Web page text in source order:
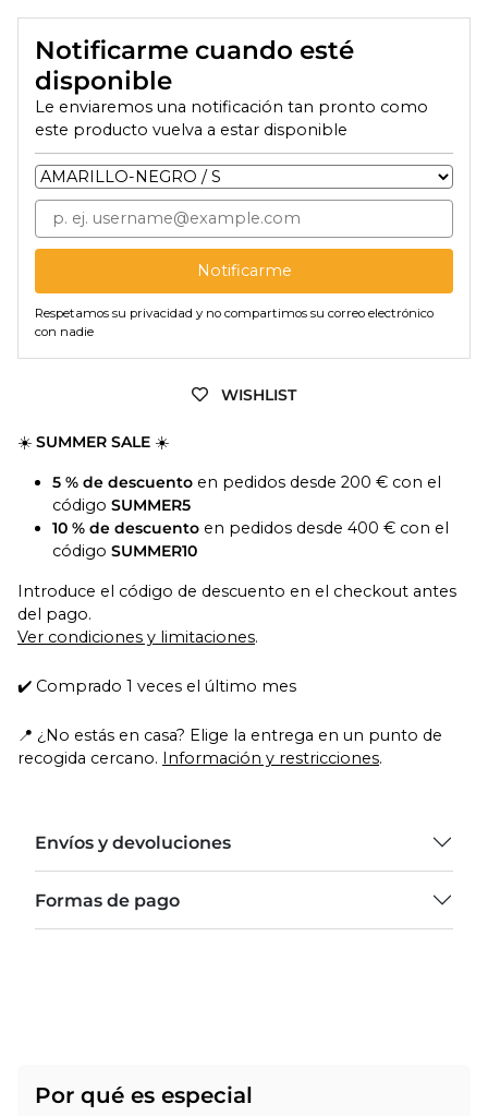
Notificarme cuando esté
disponible
Le enviaremos una notificación tan pronto como
este producto vuelva a estar disponible
Notificarme
Respetamos su privacidad y no compartimos su correo electrónico
con nadie
WISHLIST
☀️ SUMMER SALE ☀️
5 % de descuento en pedidos desde 200 € con el
código SUMMER5
10 % de descuento en pedidos desde 400 € con el
código SUMMER10
Introduce el código de descuento en el checkout antes
del pago.
Ver condiciones y limitaciones.
✔️ Comprado 1 veces el último mes
📍 ¿No estás en casa? Elige la entrega en un punto de
recogida cercano. Información y restricciones.
Envíos y devoluciones
Formas de pago
Por qué es especial